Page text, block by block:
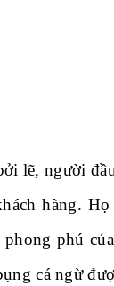
lẽ, người
hàng.
phú
cá ngừ